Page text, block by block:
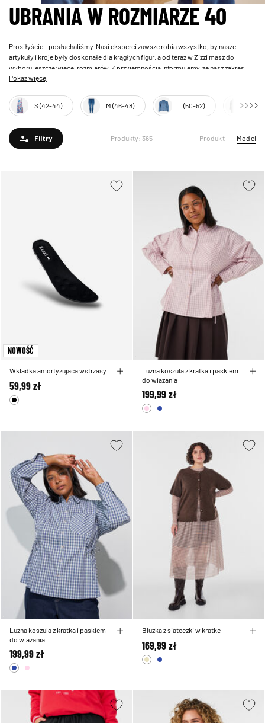
UBRANIA W ROZMIARZE 40
Prosiłyście – posłuchaliśmy. Nasi eksperci zawsze robią wszystko, by nasze
artykuły i kroje były doskonałe dla krągłych figur, a od teraz w Zizzi masz do
wyboru jeszcze więcej rozmiarów. Z przyjemnością informujemy, że nasz zakres
rozmiarów zaczyna się teraz od 40.
Pokaż więcej
S (42-44) M (46-48) L (50-52) XL
Filtry Produkty: 365 Produkt Model
NOWOŚĆ
Wkladka amortyzujaca wstrzasy
59,99 zł
Luzna koszula z kratka i paskiem
do wiazania
199,99 zł
Luzna koszula z kratka i paskiem
do wiazania
199,99 zł
Bluzka z siateczki w kratke
169,99 zł